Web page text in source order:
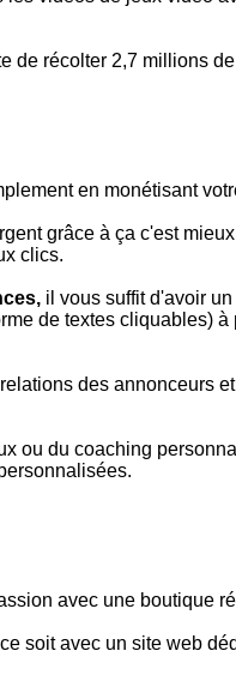
de récolter 2,7 millions
en monétisant
grâce à ça c'est
clics.
il vous suffit d'avoir
de textes cliquables)
des annonceurs
ou du coaching
avec une boutique
soit avec un site web